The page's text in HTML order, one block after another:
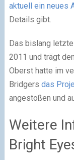
aktuell ein neues
Details gibt.
Das bislang
2011 und trägt
Oberst hatte im
Bridgers das
angestoßen und
Weitere
Bright